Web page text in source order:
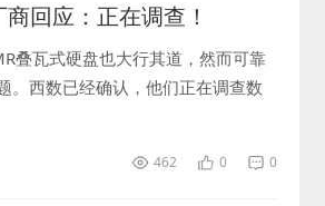
回应：正在调查！
叠瓦式硬盘也大行其道，然而可靠
。西数已经确认，他们正在调查数
462 0 0